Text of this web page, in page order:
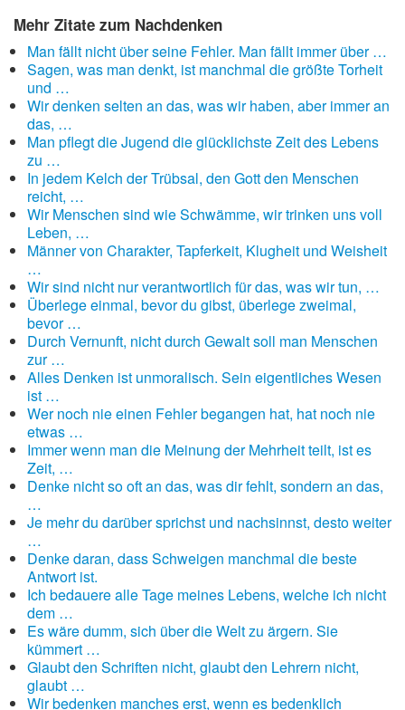
Mehr Zitate zum Nachdenken
Man fällt nicht über seine Fehler. Man fällt immer über …
Sagen, was man denkt, ist manchmal die größte Torheit
und …
Wir denken selten an das, was wir haben, aber immer an
das, …
Man pflegt die Jugend die glücklichste Zeit des Lebens
zu …
In jedem Kelch der Trübsal, den Gott den Menschen
reicht, …
Wir Menschen sind wie Schwämme, wir trinken uns voll
Leben, …
Männer von Charakter, Tapferkeit, Klugheit und Weisheit
…
Wir sind nicht nur verantwortlich für das, was wir tun, …
Überlege einmal, bevor du gibst, überlege zweimal,
bevor …
Durch Vernunft, nicht durch Gewalt soll man Menschen
zur …
Alles Denken ist unmoralisch. Sein eigentliches Wesen
ist …
Wer noch nie einen Fehler begangen hat, hat noch nie
etwas …
Immer wenn man die Meinung der Mehrheit teilt, ist es
Zeit, …
Denke nicht so oft an das, was dir fehlt, sondern an das,
…
Je mehr du darüber sprichst und nachsinnst, desto weiter
…
Denke daran, dass Schweigen manchmal die beste
Antwort ist.
Ich bedauere alle Tage meines Lebens, welche ich nicht
dem …
Es wäre dumm, sich über die Welt zu ärgern. Sie
kümmert …
Glaubt den Schriften nicht, glaubt den Lehrern nicht,
glaubt …
Wir bedenken manches erst, wenn es bedenklich